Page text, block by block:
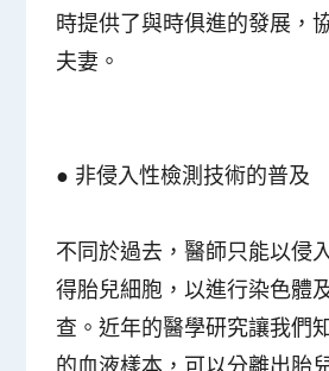
時提供了與時俱進的發展，
夫妻。
● 非侵入性檢測技術的普及
不同於過去，醫師只能以侵
得胎兒細胞，以進行染色體
查。近年的醫學研究讓我們
的血液樣本，可以分離出胎